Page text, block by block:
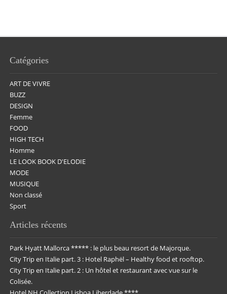
Catégories
ART DE VIVRE
BUZZ
DESIGN
Femme
FOOD
HIGH TECH
Homme
LE LOOK BOOK D'ELODIE
MODE
MUSIQUE
Non classé
Sport
Articles récents
Park Hyatt Mallorca ***** : le plus beau resort de Majorque.
City Trip en Italie part. 3 : Hotel Raphël – Healthy food et rooftop.
City Trip en Italie part. 2 : Un hôtel et restaurant avec vue sur le
Colisée.